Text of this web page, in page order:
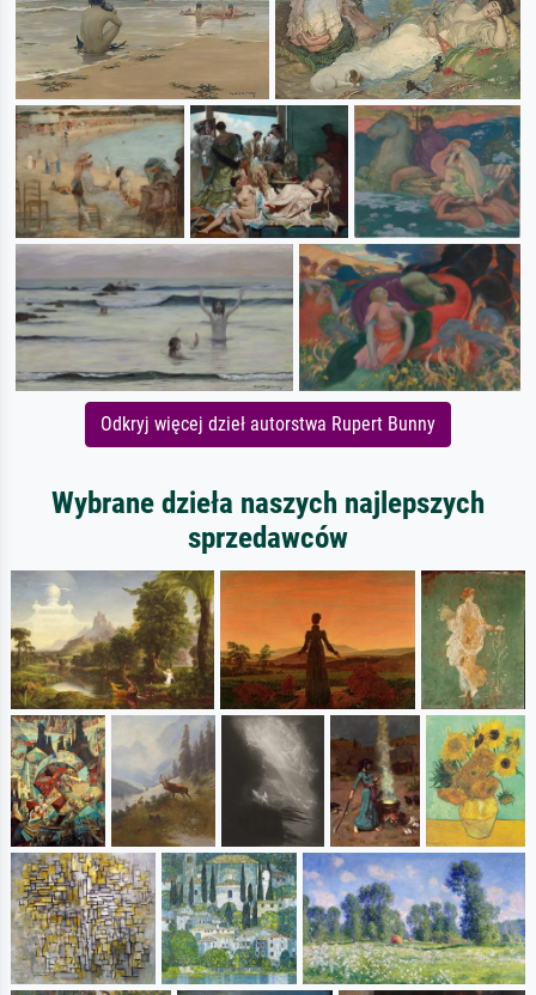
Odkryj więcej dzieł autorstwa Rupert Bunny
Wybrane dzieła naszych najlepszych
sprzedawców